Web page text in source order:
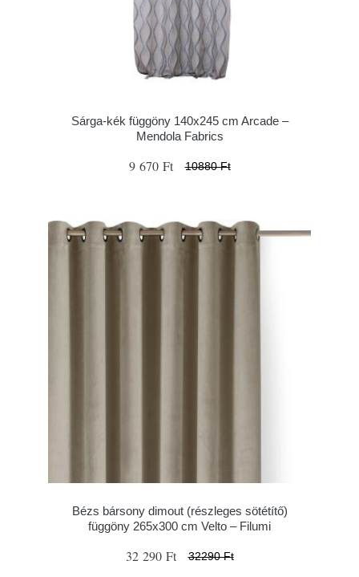
Sárga-kék függöny 140x245 cm Arcade –
Mendola Fabrics
9 670 Ft 10880 Ft
Bézs bársony dimout (részleges sötétítő)
függöny 265x300 cm Velto – Filumi
32 290 Ft 32290 Ft